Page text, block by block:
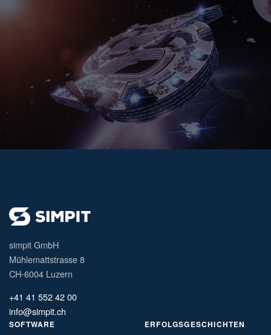
simpit GmbH
Mühlemattstrasse 8
CH-6004 Luzern
+41 41 552 42 00
info@simpit.ch
SOFTWARE ERFOLGSGESCHICHTEN